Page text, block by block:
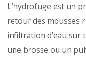
L’hydrofuge est un
retour des mousses
infiltration d’eau sur
une brosse ou un